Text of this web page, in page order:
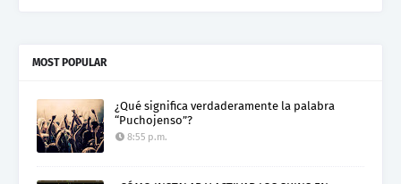
MOST POPULAR
¿Qué significa verdaderamente la palabra
“Puchojenso”?
8:55 p.m.